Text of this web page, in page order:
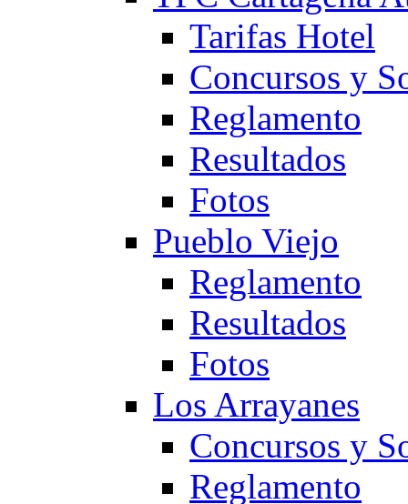
Tarifas Hotel
Concursos y
Reglamento
Resultados
Fotos
Pueblo Viejo
Reglamento
Resultados
Fotos
Los Arrayanes
Concursos y
Reglamento